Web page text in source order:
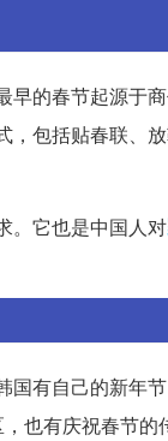
的春节起源于
包括贴春联、
。它也是中国人对
有自己的新年节
也有庆祝春节的